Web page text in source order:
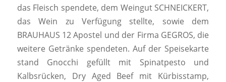
das Fleisch spendete, dem Weingut SCHNEICKERT,
das Wein zu Verfügung stellte, sowie dem
BRAUHAUS 12 Apostel und der Firma GEGROS, die
weitere Getränke spendeten. Auf der Speisekarte
stand Gnocchi gefüllt mit Spinatpesto und
Kalbsrücken, Dry Aged Beef mit Kürbisstamp,